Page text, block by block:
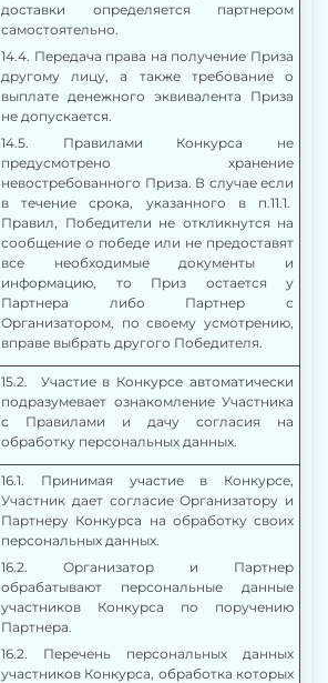
доставки определяется партнером
самостоятельно.
14.4. Передача права на получение Приза
другому лицу, а также требование о
выплате денежного эквивалента Приза
не допускается.
14.5. Правилами Конкурса не
предусмотрено хранение
невостребованного Приза. В случае если
в течение срока, указанного в п.11.1.
Правил, Победители не откликнутся на
сообщение о победе или не предоставят
все необходимые документы и
информацию, то Приз остается у
Партнера либо Партнер с
Организатором, по своему усмотрению,
вправе выбрать другого Победителя.
15.2. Участие в Конкурсе автоматически
подразумевает ознакомление Участника
с Правилами и дачу согласия на
обработку персональных данных.
16.1. Принимая участие в Конкурсе,
Участник дает согласие Организатору и
Партнеру Конкурса на обработку своих
персональных данных.
16.2. Организатор и Партнер
обрабатывают персональные данные
участников Конкурса по поручению
Партнера.
16.2. Перечень персональных данных
участников Конкурса, обработка которых